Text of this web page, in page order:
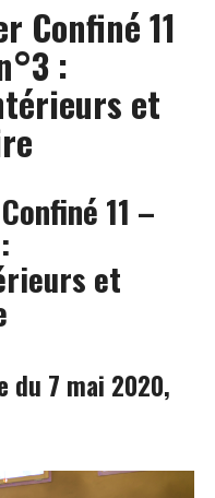
Confiné 11
:
et
11 –
et
du 7 mai 2020,